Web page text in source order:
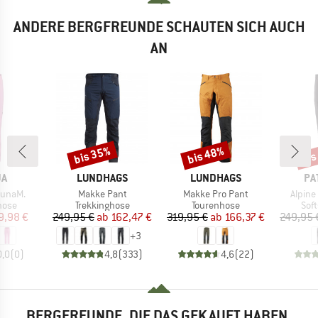
ANDERE BERGFREUNDE SCHAUTEN SICH AUCH
AN
Preis
€
(0)
MARKE
LUNDHAGS
Artikel
Makke Pant
Produktgruppe
Trekkinghose
Preis
249,95 € reduzierter Preis
ab 162,47 €
+3
4,8(333)
Rabatt
bis 35%
MARKE
LUNDHAGS
Artikel
Makke Pro Pant
Produktgruppe
Tourenhose
Preis
319,95 € reduzierter Preis
ab 166,37 €
4,6(22)
Rabatt
bis 48%
Artikel
249,95